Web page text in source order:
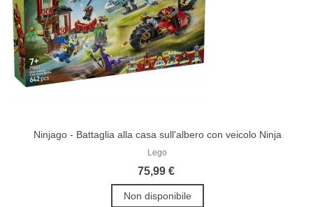
Ninjago - Battaglia alla casa sull'albero con veicolo Ninja
Lego
75,99 €
Non disponibile